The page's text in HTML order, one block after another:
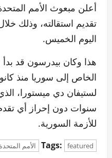
أعلن مبعوث الأمم
تقديم استقالته، وذلك
اليوم الخميس.
هذا وكان بيدرسون قد
لستيفان دي ميستورا،
سنوات دون إحراز أي
للأزمة السورية.
Tags: featured الأمم المتحدة